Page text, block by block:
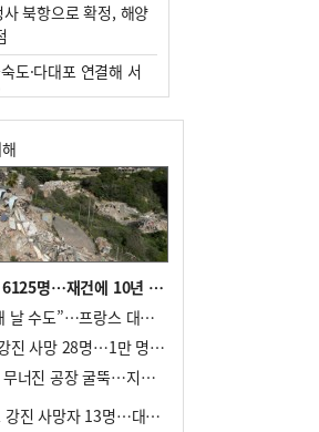
북항으로 확정, 해양
도·다대포 연결해 서
인데…전교생 24명 아
매 경유지’ 된 부산…
경찰, 방치사건 해결
베네수 강진 사망자 6125명…재건에 10년 이상 걸릴수도
“와인에서 굴뚝 냄새 날 수도”…프랑스 대형 산불에 보르도 와인 품질 위협
日 정부 “구마모토 강진 사망 28명…1만 명 대피”
日 구마모토 강진에 무너진 공장 굴뚝…지진 사망자 최소 13명
다카이치 “구마모토 강진 사망자 13명…대규모 피해 확인”